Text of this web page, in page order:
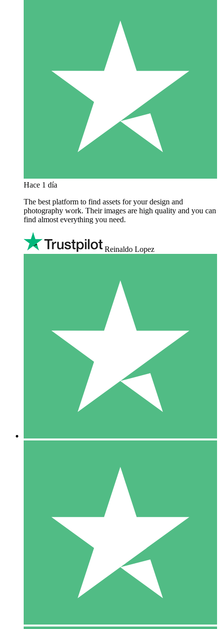
Hace 1 día
The best platform to find assets for your design and
photography work. Their images are high quality and you can
find almost everything you need.
Reinaldo Lopez